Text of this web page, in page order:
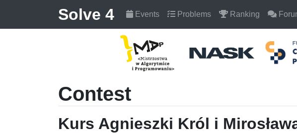
Solve 4 Events Problems Ranking
Contest
Kurs Agnieszki Król i